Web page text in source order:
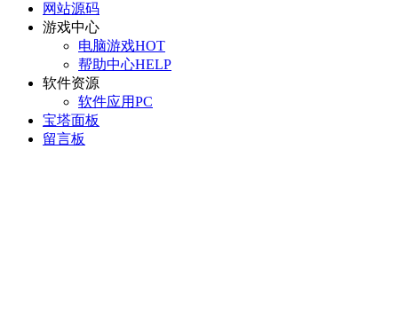
网站源码
游戏中心
电脑游戏HOT
帮助中心HELP
软件资源
软件应用PC
宝塔面板
留言板